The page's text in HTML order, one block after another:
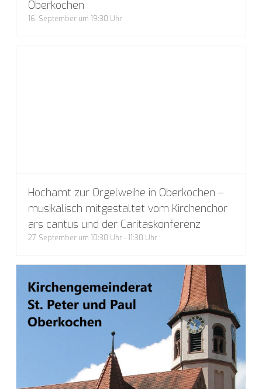
Oberkochen
16. September um 19:30 Uhr
Hochamt zur Orgelweihe in Oberkochen –
musikalisch mitgestaltet vom Kirchenchor
ars cantus und der Caritaskonferenz
27. September um 10:30 Uhr- 11:30 Uhr